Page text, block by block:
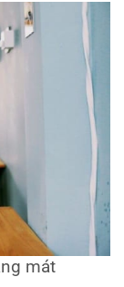
mát